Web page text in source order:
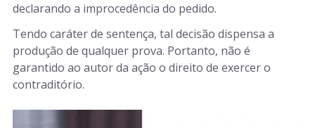
declarando a improcedência do pedido.
Tendo caráter de sentença, tal decisão dispensa a
produção de qualquer prova. Portanto, não é
garantido ao autor da ação o direito de exercer o
contraditório.